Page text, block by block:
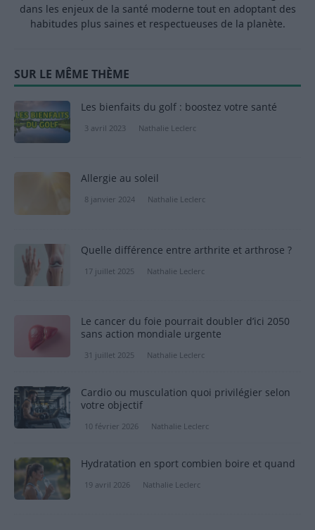
dans les enjeux de la santé moderne tout en adoptant des
habitudes plus saines et respectueuses de la planète.
SUR LE MÊME THÈME
Les bienfaits du golf : boostez votre santé
3 avril 2023 Nathalie Leclerc
Allergie au soleil
8 janvier 2024 Nathalie Leclerc
Quelle différence entre arthrite et arthrose ?
17 juillet 2025 Nathalie Leclerc
Le cancer du foie pourrait doubler d’ici 2050
sans action mondiale urgente
31 juillet 2025 Nathalie Leclerc
Cardio ou musculation quoi privilégier selon
votre objectif
10 février 2026 Nathalie Leclerc
Hydratation en sport combien boire et quand
19 avril 2026 Nathalie Leclerc